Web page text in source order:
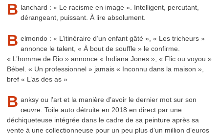
B lanchard : « Le racisme en image ». Intelligent, percutant,
dérangeant, puissant. À lire absolument.
B elmondo : « L’itinéraire d’un enfant gâté », « Les tricheurs »
annonce le talent, « À bout de souffle » le confirme.
« L’homme de Rio » annonce « Indiana Jones », « Flic ou voyou »
Bébel. « Un professionnel » jamais « Inconnu dans la maison »,
bref « L’as des as »
B anksy ou l’art et la manière d’avoir le dernier mot sur son
œuvre. Toile auto détruite en 2018 en direct par une
déchiqueteuse intégrée dans le cadre de sa peinture après sa
vente à une collectionneuse pour un peu plus d’un million d’euros